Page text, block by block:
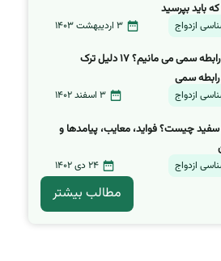
که باید بپرسید
ازدواج 3 اردیبهشت 1403
چرا در رابطه سمی می مانیم؟ ۱۷ دلیل ترک
سمی
ازدواج 3 اسفند 1402
سفید چیست؟ فواید، معایب، پیامدها و
ازدواج 24 دی 1402
مطالب بیشتر